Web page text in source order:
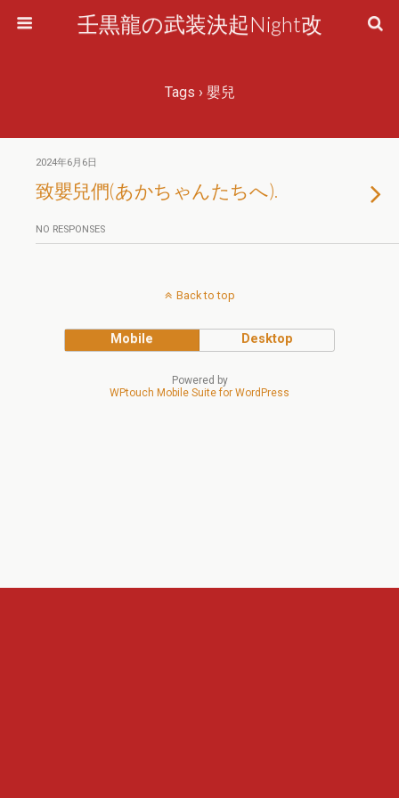
壬黒龍の武装決起Night改
Tags › 嬰兒
2024年6月6日
致嬰兒們(あかちゃんたちへ).
NO RESPONSES
Back to top
Mobile Desktop
Powered by
WPtouch Mobile Suite for WordPress